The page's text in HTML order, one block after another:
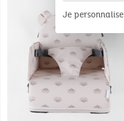
Je personnalise